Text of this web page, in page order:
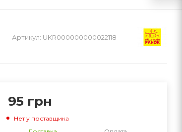
Артикул: UKR000000000022118
95 грн
Нет у поставщика